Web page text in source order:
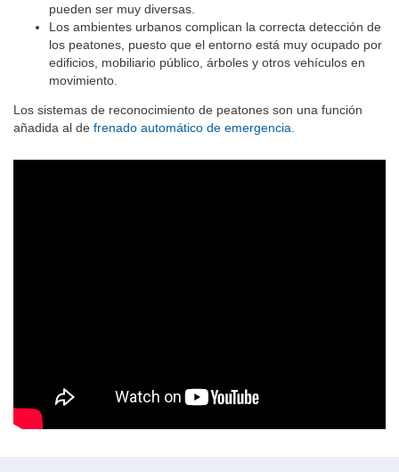
pueden ser muy diversas.
Los ambientes urbanos complican la correcta detección de
los peatones, puesto que el entorno está muy ocupado por
edificios, mobiliario público, árboles y otros vehículos en
movimiento.
Los sistemas de reconocimiento de peatones son una función
añadida al de frenado automático de emergencia